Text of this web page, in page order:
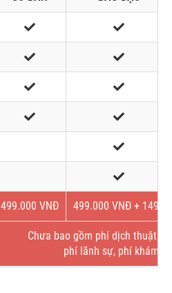
499.000 VNĐ 499.000 VNĐ + 149$
Chưa bao gồm phí dịch thuật,
phí lãnh sự, phí khám